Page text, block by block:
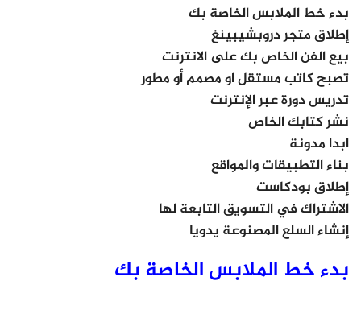
بدء خط الملابس الخاصة بك
إطلاق متجر دروبشيبينغ
بيع الفن الخاص بك على الانترنت
تصبح كاتب مستقل او مصمم أو مطور
تدريس دورة عبر الإنترنت
نشر كتابك الخاص
ابدا مدونة
بناء التطبيقات والمواقع
إطلاق بودكاست
الاشتراك في التسويق التابعة لها
إنشاء السلع المصنوعة يدويا
بدء خط الملابس الخاصة بك